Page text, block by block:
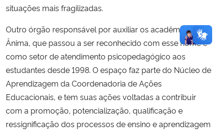
situações mais fragilizadas.
Outro órgão responsável por auxiliar os acadêmicos é o
Ânima, que passou a ser reconhecido com esse nome e
como setor de atendimento psicopedagógico aos
estudantes desde 1998. O espaço faz parte do Núcleo de
Aprendizagem da Coordenadoria de Ações
Educacionais, e tem suas ações voltadas a contribuir
com a promoção, potencialização, qualificação e
ressignificação dos processos de ensino e aprendizagem